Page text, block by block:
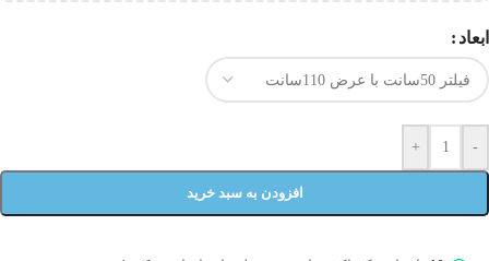
ابعاد
-
+
افزودن به سبد خرید